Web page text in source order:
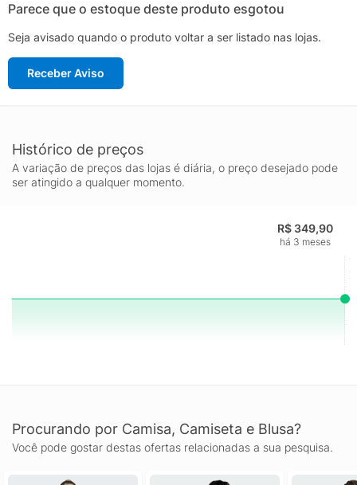
Parece que o estoque deste produto esgotou
Seja avisado quando o produto voltar a ser listado nas lojas.
Receber Aviso
Histórico de preços
A variação de preços das lojas é diária, o preço desejado pode
ser atingido a qualquer momento.
R$ 349,90
há 3 meses
Procurando por Camisa, Camiseta e Blusa?
Você pode gostar destas ofertas relacionadas a sua pesquisa.